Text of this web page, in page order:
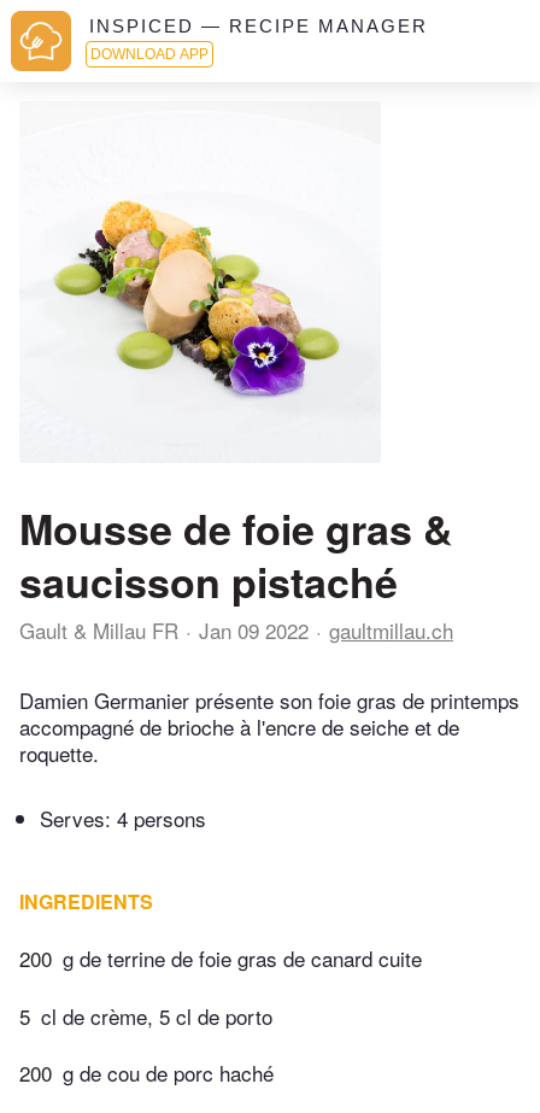
INSPICED — RECIPE MANAGER
DOWNLOAD APP
Mousse de foie gras &
saucisson pistaché
Gault & Millau FR Jan 09 2022 gaultmillau.ch
Damien Germanier présente son foie gras de printemps
accompagné de brioche à l'encre de seiche et de
roquette.
Serves: 4 persons
INGREDIENTS
200 g de terrine de foie gras de canard cuite
5 cl de crème, 5 cl de porto
200 g de cou de porc haché